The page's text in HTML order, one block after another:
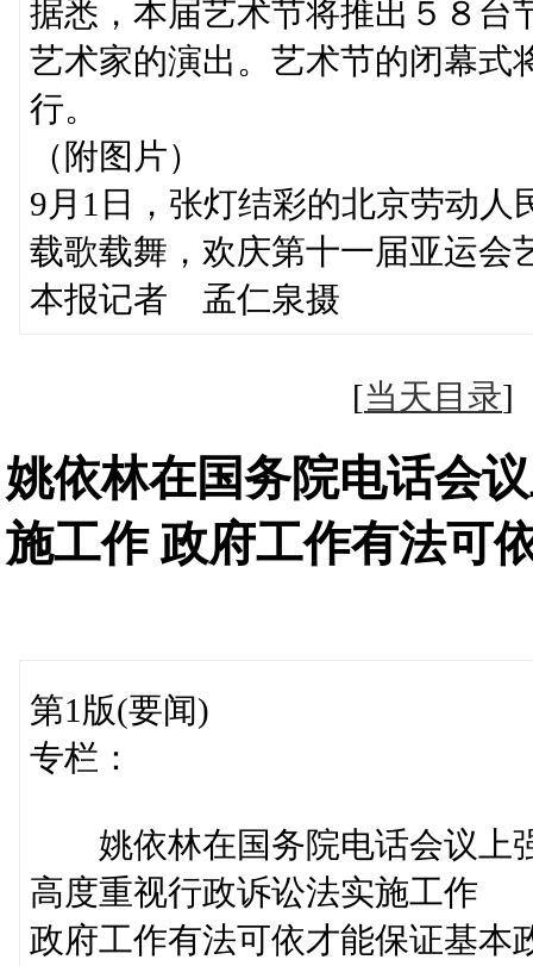
据悉，本届艺术节将推出５８台
艺术家的演出。艺术节的闭幕式
行。
（附图片）
9月1日，张灯结彩的北京劳动
载歌载舞，欢庆第十一届亚运会
本报记者 孟仁泉摄
[当天目录
姚依林在国务院电话会
施工作 政府工作有法可
第1版(要闻)
专栏：
姚依林在国务院电话会议上
高度重视行政诉讼法实施工作
政府工作有法可依才能保证基本